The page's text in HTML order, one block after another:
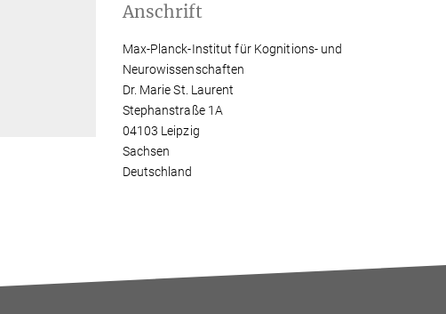
Anschrift
Max-Planck-Institut für Kognitions- und
Neurowissenschaften
Dr. Marie St. Laurent
Stephanstraße 1A
04103 Leipzig
Sachsen
Deutschland